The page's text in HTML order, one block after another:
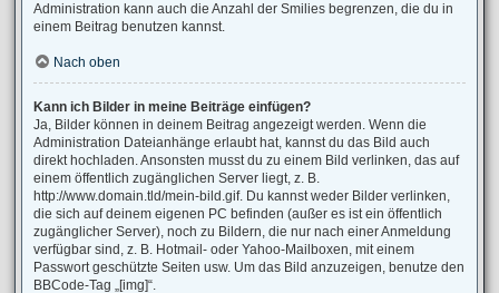
Administration kann auch die Anzahl der Smilies begrenzen, die du in
einem Beitrag benutzen kannst.
Nach oben
Kann ich Bilder in meine Beiträge einfügen?
Ja, Bilder können in deinem Beitrag angezeigt werden. Wenn die
Administration Dateianhänge erlaubt hat, kannst du das Bild auch
direkt hochladen. Ansonsten musst du zu einem Bild verlinken, das auf
einem öffentlich zugänglichen Server liegt, z. B.
http://www.domain.tld/mein-bild.gif. Du kannst weder Bilder verlinken,
die sich auf deinem eigenen PC befinden (außer es ist ein öffentlich
zugänglicher Server), noch zu Bildern, die nur nach einer Anmeldung
verfügbar sind, z. B. Hotmail- oder Yahoo-Mailboxen, mit einem
Passwort geschützte Seiten usw. Um das Bild anzuzeigen, benutze den
BBCode-Tag „[img]“.